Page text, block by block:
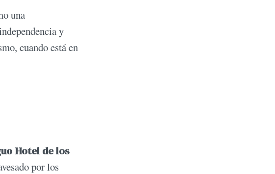
una
y
cuando está en
Hotel de los
por los